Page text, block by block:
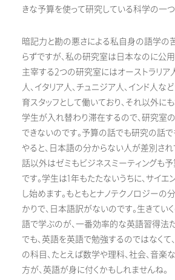
きな予算を使って研究している科学の一つ
暗記力と勘の悪さによる私自身の語学の
らずですが、私の研究室は日本なのに公
主宰する2つの研究室にはオーストラリア
人、イタリア人、チュニジア人、インド人
育スタッフとして働いており、それ以外に
学生が入れ替わり滞在するので、研究室
できないのです。予算の話でも研究の話
やると、日本語の分からない人が差別され
話以外はゼミもビジネスミーティングも
です。学生は1年もたたないうちに、サイ
し始めます。もともとナノテクノロジーの
かりで、日本語訳がないのです。生きてい
語で学ぶのが、一番効率的な英語習得法
でも、英語を英語で勉強するのではなくて
の科目、たとえば数学や理科、社会、音楽
方が、英語が身に付くかもしれませんね。